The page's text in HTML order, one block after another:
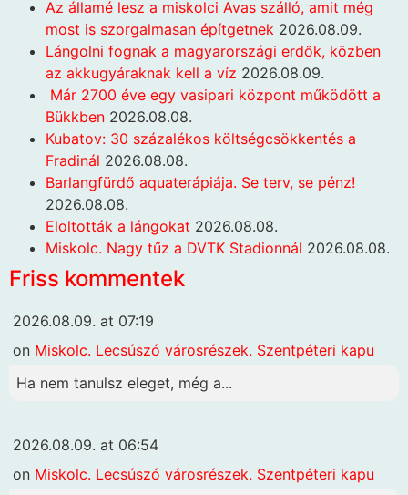
Az államé lesz a miskolci Avas szálló, amit még
most is szorgalmasan építgetnek 2026.08.09.
Lángolni fognak a magyarországi erdők, közben
az akkugyáraknak kell a víz 2026.08.09.
Már 2700 éve egy vasipari központ működött a
Bükkben 2026.08.08.
Kubatov: 30 százalékos költségcsökkentés a
Fradinál 2026.08.08.
Barlangfürdő aquaterápiája. Se terv, se pénz!
2026.08.08.
Eloltották a lángokat 2026.08.08.
Miskolc. Nagy tűz a DVTK Stadionnál 2026.08.08.
Friss kommentek
2026.08.09. at 07:19
on Miskolc. Lecsúszó városrészek. Szentpéteri kapu
Ha nem tanulsz eleget, még a...
2026.08.09. at 06:54
on Miskolc. Lecsúszó városrészek. Szentpéteri kapu